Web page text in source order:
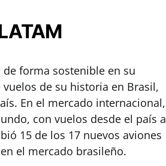
forma sostenible en su
de su historia en Brasil,
En el mercado internacional,
con vuelos desde el país a
15 de los 17 nuevos aviones
el mercado brasileño.